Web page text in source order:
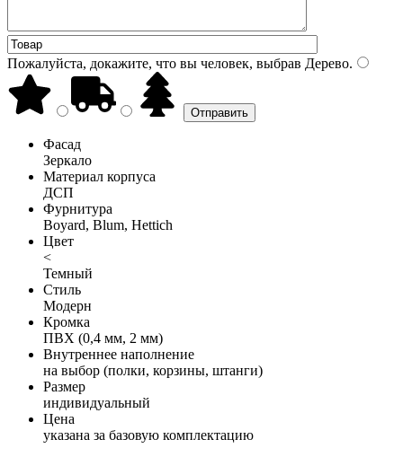
Пожалуйста, докажите, что вы человек, выбрав Дерево.
Фасад
Зеркало
Материал корпуса
ДСП
Фурнитура
Boyard, Blum, Hettich
Цвет
<
Темный
Стиль
Модерн
Кромка
ПВХ (0,4 мм, 2 мм)
Внутреннее наполнение
на выбор (полки, корзины, штанги)
Размер
индивидуальный
Цена
указана за базовую комплектацию